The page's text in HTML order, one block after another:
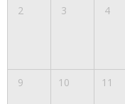
2 3 4
9 10 11